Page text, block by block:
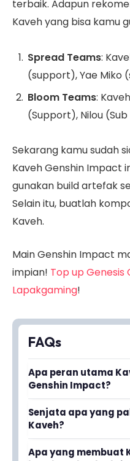
terbaik. Adapun
Kaveh yang bisa kamu
Spread Teams:
(support), Yae Miko
Bloom Teams:
(Support), Nilou (Sub
Sekarang kamu sudah
Kaveh Genshin Impact
gunakan build artefak
Selain itu, buatlah
Kaveh.
Main Genshin Impact
impian! Top up
Lapakgaming!
FAQs
Apa peran utama
Genshin Impact?
Kaveh berfungsi
dengan kemampuan
cepat. Karakter
Senjata apa yang
Kaveh?
Baca juga
Apa yang membuat